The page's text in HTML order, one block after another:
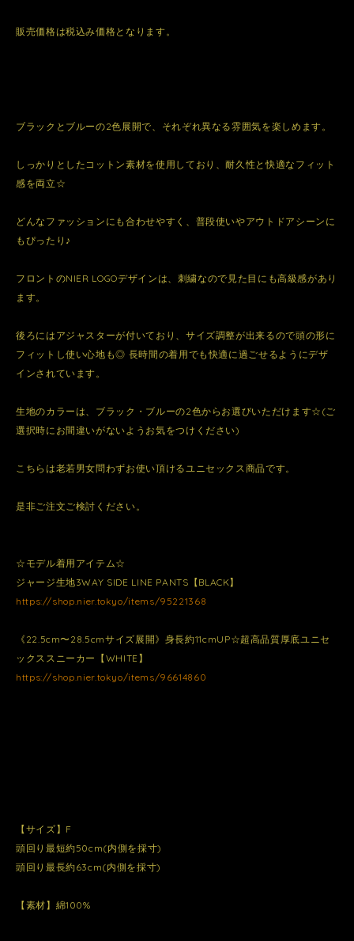
販売価格は税込み価格となります。
ブラックとブルーの2色展開で、それぞれ異なる雰囲気を楽しめます。
しっかりとしたコットン素材を使用しており、耐久性と快適なフィット
感を両立☆
どんなファッションにも合わせやすく、普段使いやアウトドアシーンに
もぴったり♪
フロントのNIER LOGOデザインは、刺繍なので見た目にも高級感があり
ます。
後ろにはアジャスターが付いており、サイズ調整が出来るので頭の形に
フィットし使い心地も◎ 長時間の着用でも快適に過ごせるようにデザ
インされています。
生地のカラーは、ブラック・ブルーの2色からお選びいただけます☆(ご
選択時にお間違いがないようお気をつけください)
こちらは老若男女問わずお使い頂けるユニセックス商品です。
是非ご注文ご検討ください。
☆モデル着用アイテム☆
ジャージ生地3WAY SIDE LINE PANTS【BLACK】
https://shop.nier.tokyo/items/95221368
《22.5cm〜28.5cmサイズ展開》身長約11cmUP☆超高品質厚底ユニセ
ックススニーカー【WHITE】
https://shop.nier.tokyo/items/96614860
【サイズ】F
頭回り最短約50cm(内側を採寸)
頭回り最長約63cm(内側を採寸)
【素材】綿100%